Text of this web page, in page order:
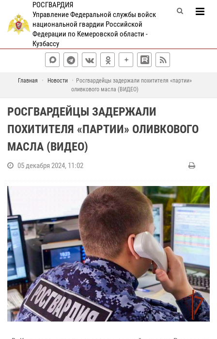
РОСГВАРДИЯ
Управление Федеральной службы войск
национальной гвардии Российской
Федерации по Кемеровской области -
Кузбассу
Главная Новости
Росгвардейцы задержали похитителя «партии»
оливкового масла (ВИДЕО)
РОСГВАРДЕЙЦЫ ЗАДЕРЖАЛИ
ПОХИТИТЕЛЯ «ПАРТИИ» ОЛИВКОВОГО
МАСЛА (ВИДЕО)
05 декабря 2024, 11:02